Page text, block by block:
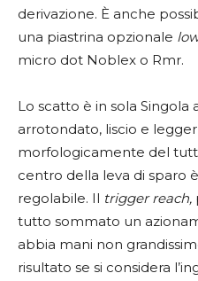
derivazione. È anche
una piastrina opzionale
micro dot Noblex o Rmr.
Lo scatto è in sola Singola
arrotondato, liscio e
morfologicamente del
centro della leva di sparo
regolabile. Il trigger reach,
tutto sommato un
abbia mani non
risultato se si considera